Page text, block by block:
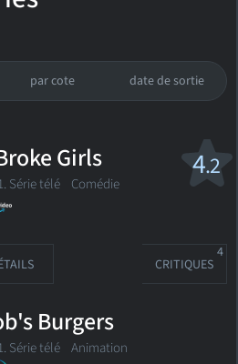
par cote date de sortie
4.2
Girls
Série télé Comédie
CRITIQUES
4
Burgers
Série télé Animation